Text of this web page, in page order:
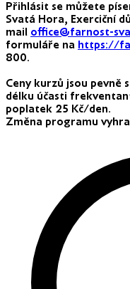
Přihlásit se můžete
Svatá Hora, Exerciční
mail office@farnost-
formuláře na https://
800.
Ceny kurzů jsou pevně
délku účasti
poplatek 25 Kč/den.
Změna programu